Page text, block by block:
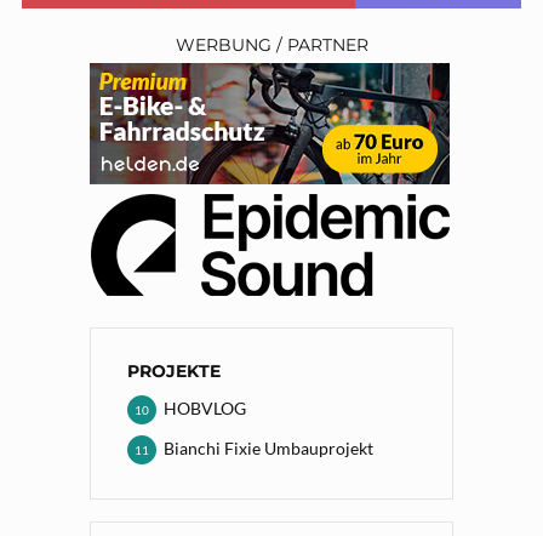
WERBUNG / PARTNER
PROJEKTE
HOBVLOG
10
Bianchi Fixie Umbauprojekt
11